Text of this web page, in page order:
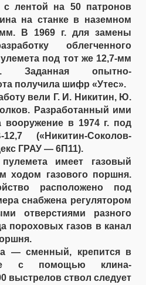
лентой на 50 патронов
на станке в наземном
В 1969 г. для замены
облегченного
под тот же 12,7-мм
Заданная опытно-
получила шифр «Утес».
вели Г. И. Никитин, Ю.
Разработанный ими
вооружение в 1974 г. под
(«Никитин-Соколов-
ГРАУ — 6П11).
имеет газовый
ходом газового поршня.
расположено под
снабжена регулятором
отверстиями разного
пороховых газов в канал
сменный, крепится в
с помощью клина-
выстрелов ствол следует